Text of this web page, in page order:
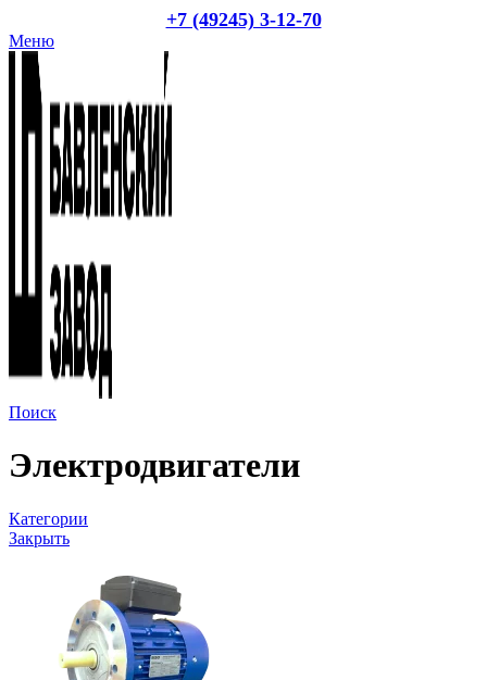
+7 (49245) 3-12-70
Меню
Поиск
Электродвигатели
Категории
Закрыть